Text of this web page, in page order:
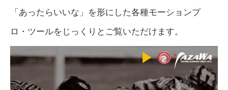
「あったらいいな」を形にした各種モーションプ
ロ・ツールをじっくりとご覧いただけます。